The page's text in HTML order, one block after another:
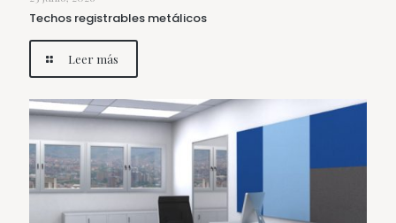
Techos registrables metálicos
Leer más